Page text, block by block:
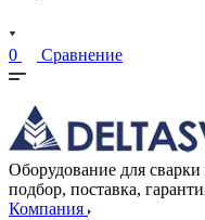
0 Сравнение
Оборудование для сварки
подбор, поставка,
Компания